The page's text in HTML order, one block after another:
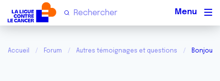
Accueil Forum Autres témoignages et questions Bonjour